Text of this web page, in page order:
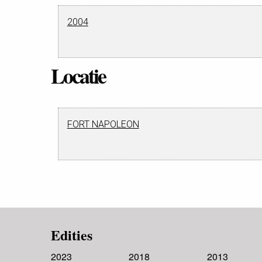
2004
Locatie
FORT NAPOLEON
Edities
2023 2018 2013